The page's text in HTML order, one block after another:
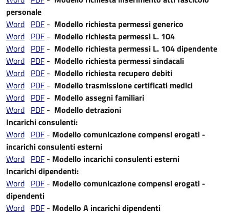
personale
Word PDF - Modello richiesta permessi generico
Word PDF - Modello richiesta permessi L. 104
Word PDF - Modello richiesta permessi L. 104 dipendente
Word PDF - Modello richiesta permessi sindacali
Word PDF - Modello richiesta recupero debiti
Word PDF - Modello trasmissione certificati medici
Word PDF - Modello assegni familiari
Word PDF - Modello detrazioni
Incarichi consulenti:
Word PDF - Modello comunicazione compensi erogati -
incarichi consulenti esterni
Word PDF - Modello incarichi consulenti esterni
Incarichi dipendenti:
Word PDF - Modello comunicazione compensi erogati -
dipendenti
Word PDF - Modello A incarichi dipendenti